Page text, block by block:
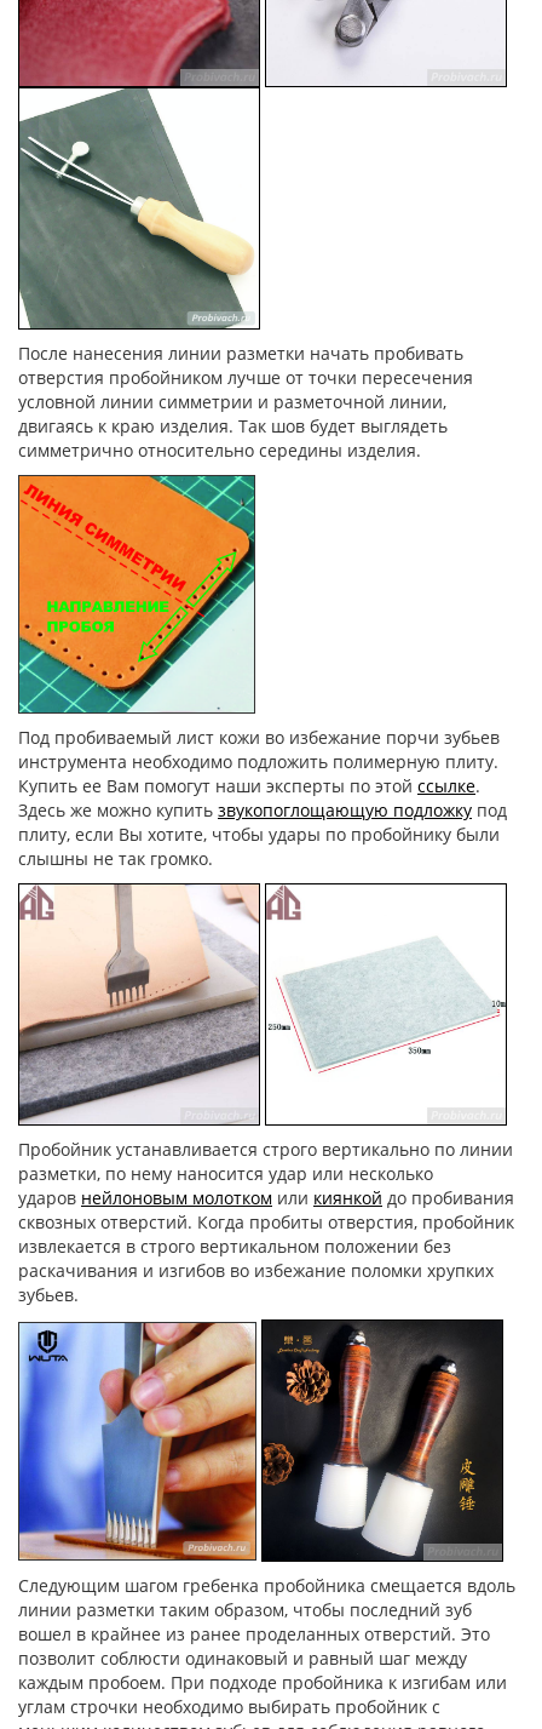
После нанесения линии разметки начать пробивать
отверстия пробойником лучше от точки пересечения
условной линии симметрии и разметочной линии,
двигаясь к краю изделия. Так шов будет выглядеть
симметрично относительно середины изделия.
Под пробиваемый лист кожи во избежание порчи зубьев
инструмента необходимо подложить полимерную плиту.
Купить ее Вам помогут наши эксперты по этой ссылке.
Здесь же можно купить звукопоглощающую подложку под
плиту, если Вы хотите, чтобы удары по пробойнику были
слышны не так громко.
Пробойник устанавливается строго вертикально по линии
разметки, по нему наносится удар или несколько
ударов нейлоновым молотком или киянкой до пробивания
сквозных отверстий. Когда пробиты отверстия, пробойник
извлекается в строго вертикальном положении без
раскачивания и изгибов во избежание поломки хрупких
зубьев.
Следующим шагом гребенка пробойника смещается вдоль
линии разметки таким образом, чтобы последний зуб
вошел в крайнее из ранее проделанных отверстий. Это
позволит соблюсти одинаковый и равный шаг между
каждым пробоем. При подходе пробойника к изгибам или
углам строчки необходимо выбирать пробойник с